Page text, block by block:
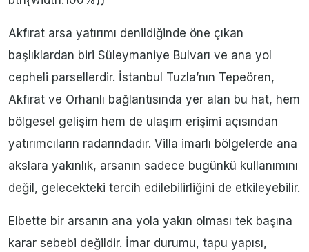
Akfırat arsa yatırımı denildiğinde öne çıkan
başlıklardan biri Süleymaniye Bulvarı ve ana yol
cepheli parsellerdir. İstanbul Tuzla’nın Tepeören,
Akfırat ve Orhanlı bağlantısında yer alan bu hat, hem
bölgesel gelişim hem de ulaşım erişimi açısından
yatırımcıların radarındadır. Villa imarlı bölgelerde ana
akslara yakınlık, arsanın sadece bugünkü kullanımını
değil, gelecekteki tercih edilebilirliğini de etkileyebilir.
Elbette bir arsanın ana yola yakın olması tek başına
karar sebebi değildir. İmar durumu, tapu yapısı,